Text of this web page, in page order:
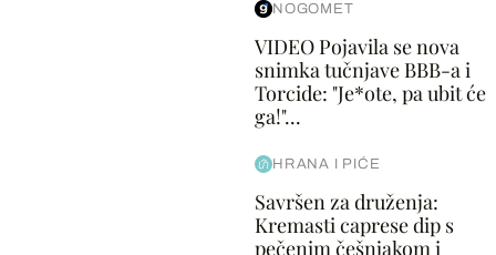
NOGOMET
VIDEO Pojavila se nova
snimka tučnjave BBB-a i
Torcide: "Je*ote, pa ubit će
ga!"...
HRANA I PIĆE
Savršen za druženja:
Kremasti caprese dip s
pečenim češnjakom i